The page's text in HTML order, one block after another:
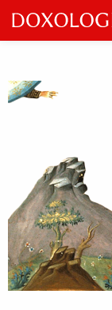
Skip
to
main